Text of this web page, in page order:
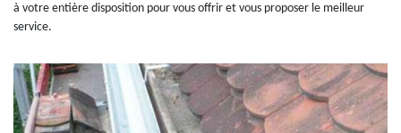
à votre entière disposition pour vous offrir et vous proposer le meilleur
service.